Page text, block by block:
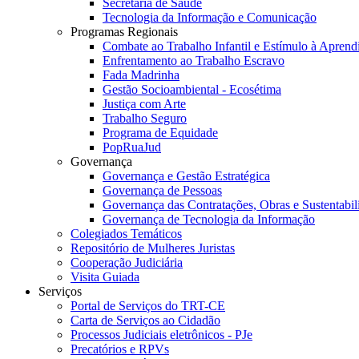
Secretaria de Saúde
Tecnologia da Informação e Comunicação
Programas Regionais
Combate ao Trabalho Infantil e Estímulo à
Enfrentamento ao Trabalho Escravo
Fada Madrinha
Gestão Socioambiental - Ecosétima
Justiça com Arte
Trabalho Seguro
Programa de Equidade
PopRuaJud
Governança
Governança e Gestão Estratégica
Governança de Pessoas
Governança das Contratações, Obras e
Governança de Tecnologia da Informação
Colegiados Temáticos
Repositório de Mulheres Juristas
Cooperação Judiciária
Visita Guiada
Serviços
Portal de Serviços do TRT-CE
Carta de Serviços ao Cidadão
Processos Judiciais eletrônicos - PJe
Precatórios e RPVs